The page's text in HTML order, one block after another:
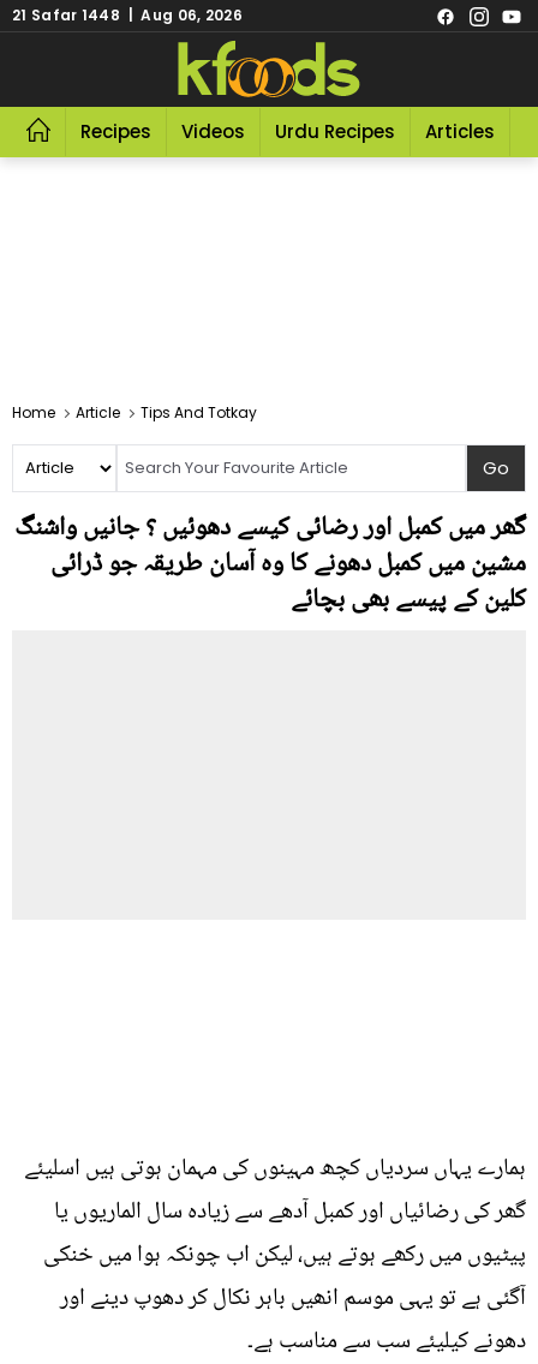
21 Safar 1448 | Aug 06, 2026
Recipes Videos Urdu Recipes Articles
Home Article Tips And Totkay
گھر میں کمبل اور رضائی کیسے دھوئیں ؟ جانیں واشنگ
مشین میں کمبل دھونے کا وہ آسان طریقہ جو ڈرائی
کلین کے پیسے بھی بچائے
ہمارے یہاں سردیاں کچھ مہینوں کی مہمان ہوتی ہیں اسلیئے
گھر کی رضائیاں اور کمبل آدھے سے زیادہ سال الماریوں یا
پیٹیوں میں رکھے ہوتے ہیں، لیکن اب چونکہ ہوا میں خنکی
آگئی ہے تو یہی موسم انھیں باہر نکال کر دھوپ دینے اور
دھونے کیلیئے سب سے مناسب ہے۔